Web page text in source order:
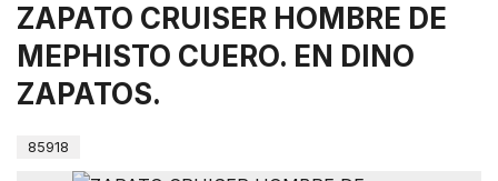
ZAPATO CRUISER HOMBRE DE
MEPHISTO CUERO. EN DINO
ZAPATOS.
85918